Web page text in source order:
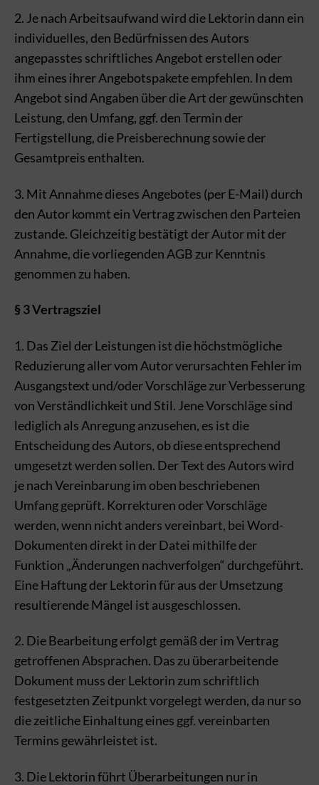
2. Je nach Arbeitsaufwand wird die Lektorin dann ein
individuelles, den Bedürfnissen des Autors
angepasstes schriftliches Angebot erstellen oder
ihm eines ihrer Angebotspakete empfehlen. In dem
Angebot sind Angaben über die Art der gewünschten
Leistung, den Umfang, ggf. den Termin der
Fertigstellung, die Preisberechnung sowie der
Gesamtpreis enthalten.
3. Mit Annahme dieses Angebotes (per E-Mail) durch
den Autor kommt ein Vertrag zwischen den Parteien
zustande. Gleichzeitig bestätigt der Autor mit der
Annahme, die vorliegenden AGB zur Kenntnis
genommen zu haben.
§ 3 Vertragsziel
1. Das Ziel der Leistungen ist die höchstmögliche
Reduzierung aller vom Autor verursachten Fehler im
Ausgangstext und/oder Vorschläge zur Verbesserung
von Verständlichkeit und Stil. Jene Vorschläge sind
lediglich als Anregung anzusehen, es ist die
Entscheidung des Autors, ob diese entsprechend
umgesetzt werden sollen. Der Text des Autors wird
je nach Vereinbarung im oben beschriebenen
Umfang geprüft. Korrekturen oder Vorschläge
werden, wenn nicht anders vereinbart, bei Word-
Dokumenten direkt in der Datei mithilfe der
Funktion „Änderungen nachverfolgen“ durchgeführt.
Eine Haftung der Lektorin für aus der Umsetzung
resultierende Mängel ist ausgeschlossen.
2. Die Bearbeitung erfolgt gemäß der im Vertrag
getroffenen Absprachen. Das zu überarbeitende
Dokument muss der Lektorin zum schriftlich
festgesetzten Zeitpunkt vorgelegt werden, da nur so
die zeitliche Einhaltung eines ggf. vereinbarten
Termins gewährleistet ist.
3. Die Lektorin führt Überarbeitungen nur in